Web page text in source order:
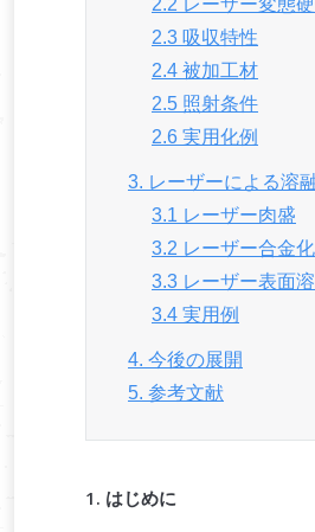
2.2 レーザー変態
2.3 吸収特性
2.4 被加工材
2.5 照射条件
2.6 実用化例
3. レーザーによる溶
3.1 レーザー肉盛
3.2 レーザー合金化
3.3 レーザー表面
3.4 実用例
4. 今後の展開
5. 参考文献
1. はじめに